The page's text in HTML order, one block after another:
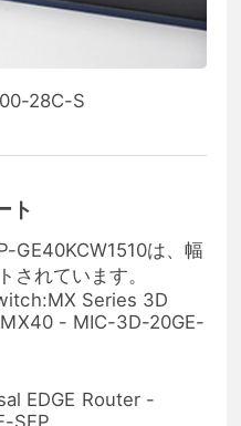
28C-S
ト
GE40KCW1510は、幅
されています。
Series 3D
- MIC-3D-20GE-
EDGE Router -